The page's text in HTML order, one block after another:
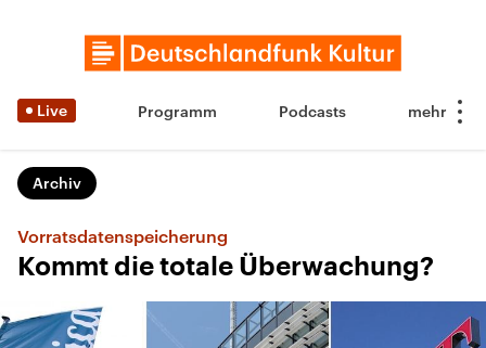
Live Programm Podcasts
Archiv
Vorratsdatenspeicherung
Kommt die totale Überwachung?